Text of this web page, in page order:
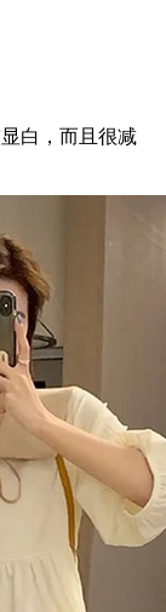
白，而且很减